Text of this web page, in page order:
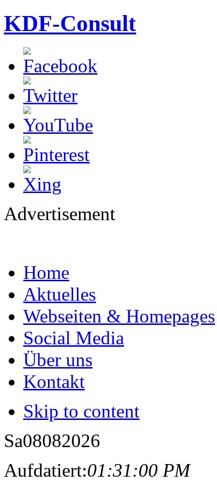
KDF-Consult
Advertisement
Home
Aktuelles
Webseiten & Homepages
Social Media
Über uns
Kontakt
Skip to content
Sa08082026
Aufdatiert:01:31:00 PM